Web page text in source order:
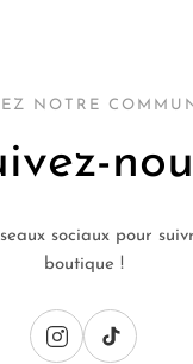
NOTRE
sociaux pour
boutique !